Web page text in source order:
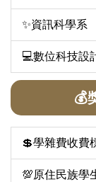
✨資訊科學系
💻數位科技設
💰
💲學雜費收費
💯原住民族學